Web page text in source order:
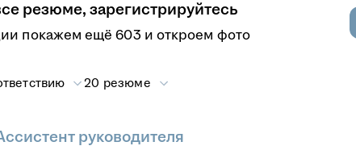
резюме, зарегистрируйтесь
покажем ещё 603 и откроем фото
20 резюме
руководителя